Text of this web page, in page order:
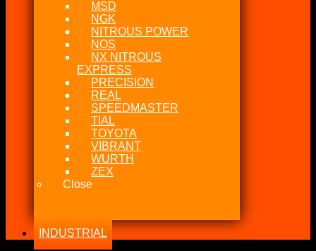
MSD
NGK
NITROUS POWER
NOS
NX NITROUS
EXPRESS
PRECISION
REAL
SPEEDMASTER
TIAL
TOYOTA
VIBRANT
WURTH
ZEX
Close
INDUSTRIAL